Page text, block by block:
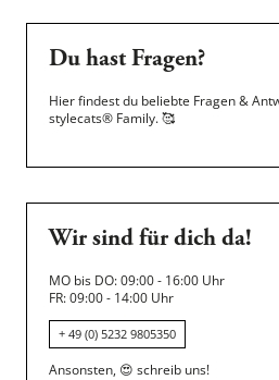
Du hast Fragen?
Hier findest du beliebte Fragen &
stylecats® Family.🥰
Wir sind für dich da!
MO bis DO: 09:00 - 16:00 Uhr
FR: 09:00 - 14:00 Uhr
+ 49 (0) 5232 9805350
Ansonsten, 😍 schreib uns!